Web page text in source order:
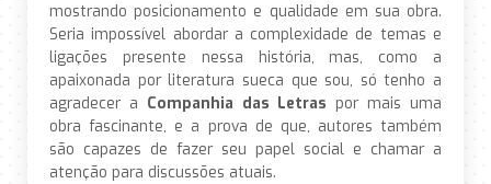
mostrando posicionamento e qualidade em sua obra.
Seria impossível abordar a complexidade de temas e
ligações presente nessa história, mas, como a
apaixonada por literatura sueca que sou, só tenho a
agradecer a Companhia das Letras por mais uma
obra fascinante, e a prova de que, autores também
são capazes de fazer seu papel social e chamar a
atenção para discussões atuais.